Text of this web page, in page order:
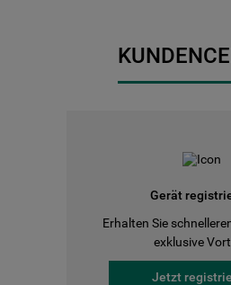
Gerät
Erhalten Sie
exklusive
Jetzt